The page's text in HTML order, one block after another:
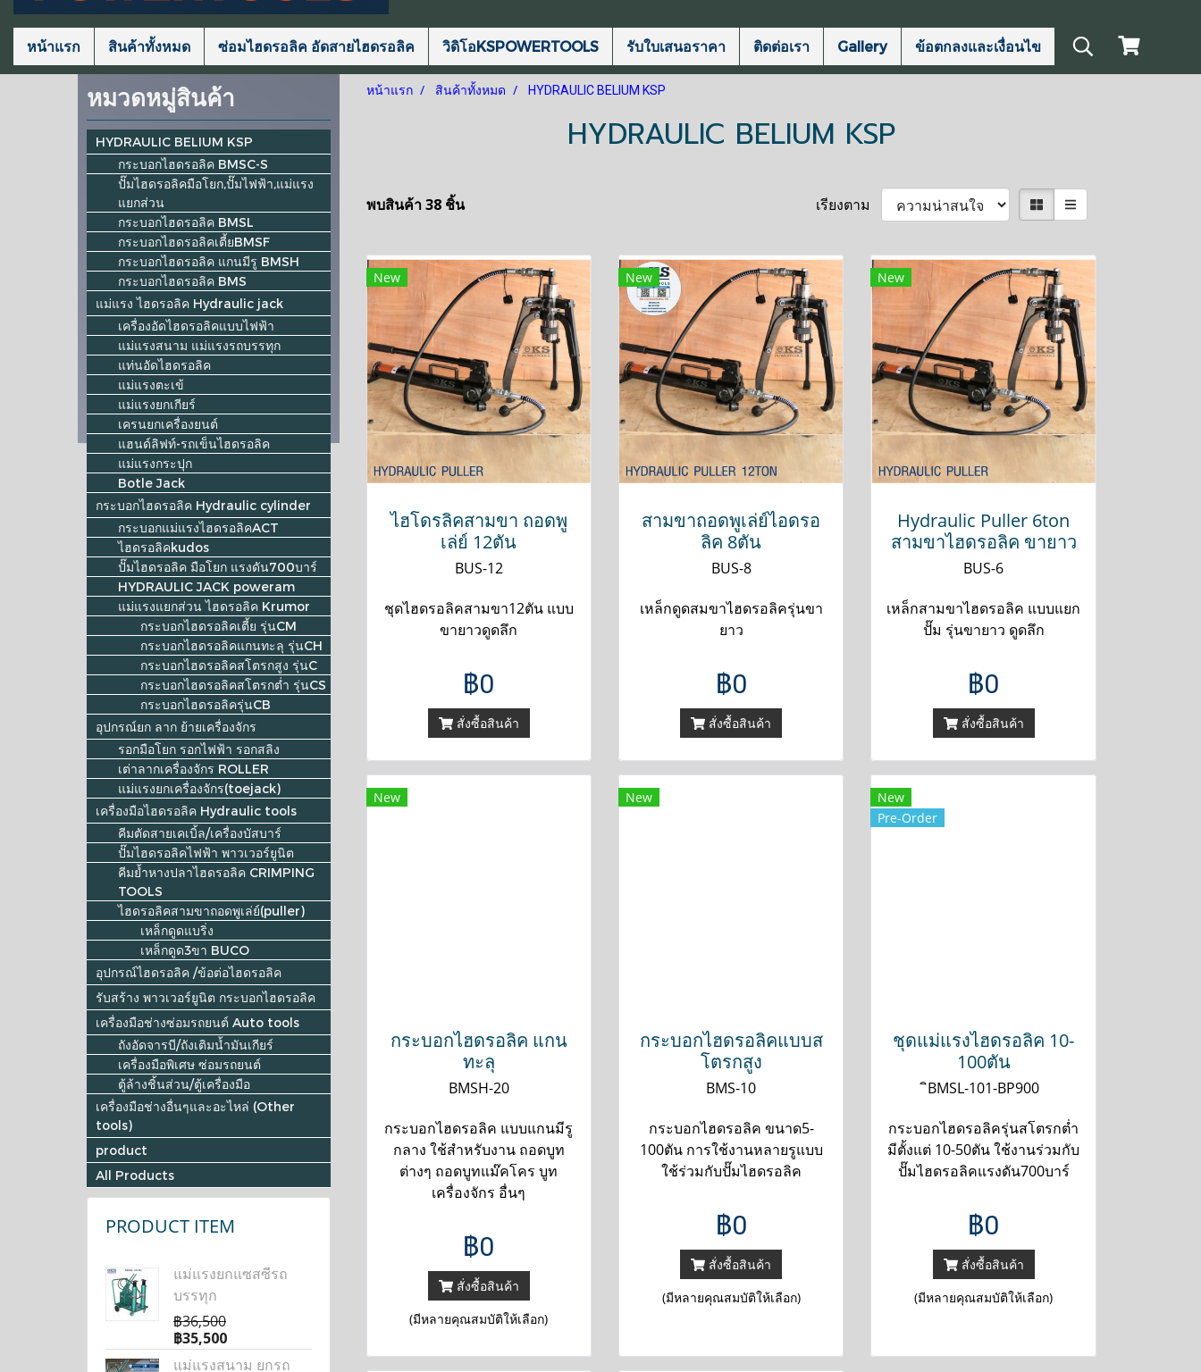
หน้าแรก สินค้าทั้งหมด ซ่อมไฮดรอลิค อัดสายไฮดรอลิค วิดิโอKSPOWERTOOLS รับใบเสนอราคา ติดต่อเรา Gallery ข้อตกลงและเงื่อนไข
หน้าแรก สินค้าทั้งหมด HYDRAULIC BELIUM KSP
HYDRAULIC BELIUM KSP
พบสินค้า 38 ชิ้น เรียงตาม
New
ไฮโดรลิคสามขา ถอดพู
เล่ย์ 12ตัน
BUS-12
ชุดไฮดรอลิคสามขา12ตัน แบบ
ขายาวดูดลึก
฿0
สั่งซื้อสินค้า
New
สามขาถอดพูเล่ย์ไอดรอ
ลิค 8ตัน
BUS-8
เหล็กดูดสมขาไฮดรอลิครุ่นขา
ยาว
฿0
สั่งซื้อสินค้า
New
Hydraulic Puller 6ton
สามขาไฮดรอลิค ขายาว
BUS-6
เหล็กสามขาไฮดรอลิค แบบแยก
ปั๊ม รุ่นขายาว ดูดลึก
฿0
สั่งซื้อสินค้า
New
กระบอกไฮดรอลิค แกน
ทะลุ
BMSH-20
กระบอกไฮดรอลิค แบบแกนมีรู
กลาง ใช้สำหรับงาน ถอดบูท
ต่างๆ ถอดบูทแม๊คโคร บูท
เครื่องจักร อื่นๆ
฿0
สั่งซื้อสินค้า
(มีหลายคุณสมบัติให้เลือก)
New
กระบอกไฮดรอลิคแบบส
โตรกสูง
BMS-10
กระบอกไฮดรอลิค ขนาด5-
100ตัน การใช้งานหลายรูแบบ
ใช้ร่วมกับปั๊มไฮดรอลิค
฿0
สั่งซื้อสินค้า
(มีหลายคุณสมบัติให้เลือก)
New
Pre-Order
ชุดแม่แรงไฮดรอลิค 10-
100ตัน
ิBMSL-101-BP900
กระบอกไฮดรอลิครุ่นสโตรกต่ำ
มีตั้งแต่ 10-50ตัน ใช้งานร่วมกับ
ปั๊มไฮดรอลิคแรงดัน700บาร์
฿0
สั่งซื้อสินค้า
(มีหลายคุณสมบัติให้เลือก)
หมวดหมู่สินค้า
HYDRAULIC BELIUM KSP
กระบอกไฮดรอลิค BMSC-S
ปั๊มไฮดรอลิคมือโยก,ปั๊มไฟฟ้า,แม่แรง
แยกส่วน
กระบอกไฮดรอลิค BMSL
กระบอกไฮดรอลิคเตี้ยBMSF
กระบอกไฮดรอลิค แกนมีรู BMSH
กระบอกไฮดรอลิค BMS
แม่แรง ไฮดรอลิค Hydraulic jack
เครื่องอัดไฮดรอลิคแบบไฟฟ้า
แม่แรงสนาม แม่แรงรถบรรทุก
แท่นอัดไฮดรอลิค
แม่แรงตะเข้
แม่แรงยกเกียร์
เครนยกเครื่องยนต์
แฮนด์ลิฟท์-รถเข็นไฮดรอลิค
แม่แรงกระปุก
Botle Jack
กระบอกไฮดรอลิค Hydraulic cylinder
กระบอกแม่แรงไฮดรอลิคACT
ไฮดรอลิคkudos
ปั๊มไฮดรอลิค มือโยก แรงดัน700บาร์
HYDRAULIC JACK poweram
แม่แรงแยกส่วน ไฮดรอลิค Krumor
กระบอกไฮดรอลิคเตี้ย รุ่นCM
กระบอกไฮดรอลิคแกนทะลุ รุ่นCH
กระบอกไฮดรอลิคสโตรกสูง รุ่นC
กระบอกไฮดรอลิคสโตรกต่ำ รุ่นCS
กระบอกไฮดรอลิครุ่นCB
อุปกรณ์ยก ลาก ย้ายเครื่องจักร
รอกมือโยก รอกไฟฟ้า รอกสลิง
เต่าลากเครื่องจักร ROLLER
แม่แรงยกเครื่องจักร(toejack)
เครื่องมือไฮดรอลิค Hydraulic tools
คีมตัดสายเคเบิ้ล/เครื่องบัสบาร์
ปั๊มไฮดรอลิคไฟฟ้า พาวเวอร์ยูนิต
คีมย้ำหางปลาไฮดรอลิค CRIMPING
TOOLS
ไฮดรอลิคสามขาถอดพูเล่ย์(puller)
เหล็กดูดแบริ่ง
เหล็กดูด3ขา BUCO
อุปกรณ์ไฮดรอลิค /ข้อต่อไฮดรอลิค
รับสร้าง พาวเวอร์ยูนิต กระบอกไฮดรอลิค
เครื่องมือช่างซ่อมรถยนต์ Auto tools
ถังอัดจารบี/ถังเติมน้ำมันเกียร์
เครื่องมือพิเศษ ซ่อมรถยนต์
ตู้ล้างชิ้นส่วน/ตู้เครื่องมือ
เครื่องมือช่างอื่นๆและอะไหล่ (Other
tools)
product
All Products
PRODUCT ITEM
แม่แรงยกแซสซีรถ
บรรทุก
฿36,500
฿35,500
แม่แรงสนาม ยกรถ